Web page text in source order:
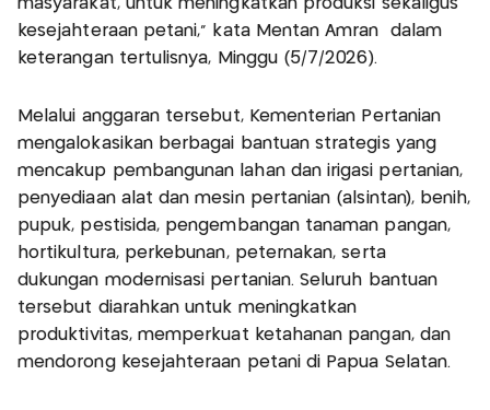
masyarakat, untuk meningkatkan produksi sekaligus
kesejahteraan petani,” kata Mentan Amran dalam
keterangan tertulisnya, Minggu (5/7/2026).
Melalui anggaran tersebut, Kementerian Pertanian
mengalokasikan berbagai bantuan strategis yang
mencakup pembangunan lahan dan irigasi pertanian,
penyediaan alat dan mesin pertanian (alsintan), benih,
pupuk, pestisida, pengembangan tanaman pangan,
hortikultura, perkebunan, peternakan, serta
dukungan modernisasi pertanian. Seluruh bantuan
tersebut diarahkan untuk meningkatkan
produktivitas, memperkuat ketahanan pangan, dan
mendorong kesejahteraan petani di Papua Selatan.